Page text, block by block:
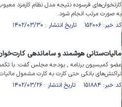
کارتخوان‌های فرسوده نتیجه مدل نظام کارمزد
به صورت مرتب انجام شود.
کد خبر: ۱۵۲۰۰۶ تاریخ انتشار : ۱۴۰۲/۰۳/۳۰
مالیات‌ستانی هوشمند و ساماندهی
عضو کمیسیون برنامه , بودجه مجلس گفت: با
تراکنش‌های بانکی حتی کارت به کارت مشمول
کد خبر: ۱۵۱۸۸۴ تاریخ انتشار : ۱۴۰۲/۰۳/۲۶